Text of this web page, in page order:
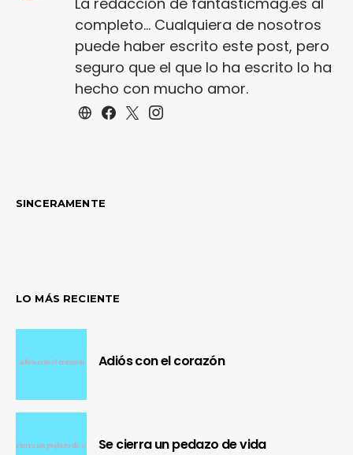
completo... Cualquiera de nosotros
puede haber escrito este post, pero
seguro que el que lo ha escrito lo ha
hecho con mucho amor.
SINCERAMENTE
LO MÁS RECIENTE
Adiós con el corazón
Se cierra un pedazo de vida